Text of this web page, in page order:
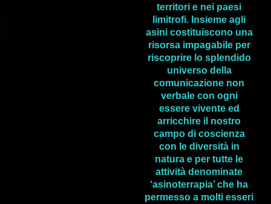
territori e nei paesi
limitrofi. Insieme agli
asini costituiscono una
risorsa impagabile per
riscoprire lo splendido
universo della
comunicazione non
verbale con ogni
essere vivente ed
arricchire il nostro
campo di coscienza
con le diversità in
natura e per tutte le
attività denominate
‘asinoterrapia’ che ha
permesso a molti esseri